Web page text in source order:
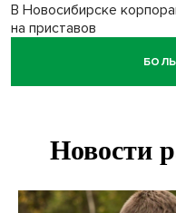
В Новосибирске
на приставов
В Новосибирске
В Новосибирске врачи